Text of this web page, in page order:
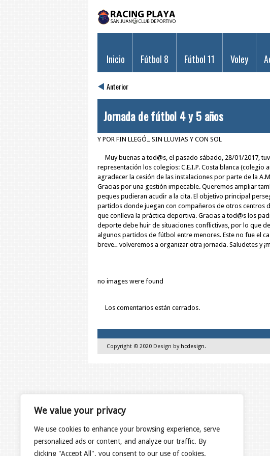
We value your privacy
We use cookies to enhance your browsing experience, serve
personalized ads or content, and analyze our traffic. By
clicking "Accept All", you consent to our use of cookies.
Inicio Fútbol 8 Fútbol 11 Voley
Anterior
Jornada de fútbol 4 y 5 años
Y POR FIN LLEGÓ… SIN LLUVIAS Y CON SOL
Muy buenas a tod@s, el pasado sábado, 28/01/2017,
representación los colegios: C.E.I.P. Costa blanca (colegio
agradecer la cesión de las instalaciones por parte de la
Gracias por una gestión impecable. Queremos ampliar
peques pudieran acudir a la cita. El objetivo principal
partidos donde juegan con compañeros de otros centros
que conlleva la práctica deportiva. Gracias a tod@s los
deporte debe huir de situaciones conflictivas, por lo que
algunos partidos de fútbol entre menores. Este no fue el
breve… volveremos a organizar otra jornada. Saludetes y
no images were found
Los comentarios están cerrados.
Copyright © 2020 Design by hcdesign.